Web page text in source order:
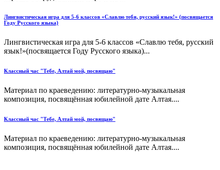
Лингвистическая игра для 5-6 классов «Славлю тебя, русский язык!» (посвящается
Году Русского языка)
Лингвистическая игра для 5-6 классов «Славлю тебя, русский
язык!»(посвящается Году Русского языка)...
Классный час "Тебе, Алтай мой, посвящаю"
Материал по краеведению: литературно-музыкальная
композиция, посвящённая юбилейной дате Алтая....
Классный час "Тебе, Алтай мой, посвящаю"
Материал по краеведению: литературно-музыкальная
композиция, посвящённая юбилейной дате Алтая....